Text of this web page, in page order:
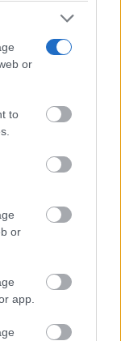
or
to
or
app.